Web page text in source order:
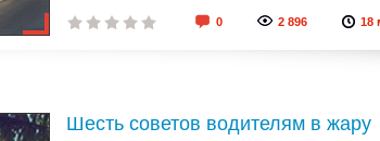
0 2 896 18
Шесть советов водителям в жару